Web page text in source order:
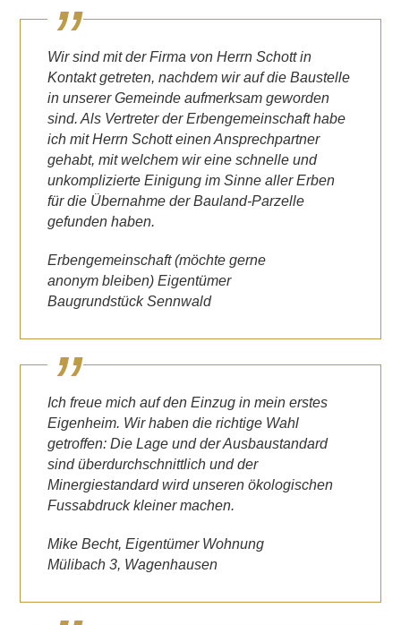
Wir sind mit der Firma von Herrn Schott in
Kontakt getreten, nachdem wir auf die Baustelle
in unserer Gemeinde aufmerksam geworden
sind. Als Vertreter der Erbengemeinschaft habe
ich mit Herrn Schott einen Ansprechpartner
gehabt, mit welchem wir eine schnelle und
unkomplizierte Einigung im Sinne aller Erben
für die Übernahme der Bauland-Parzelle
gefunden haben.
Erbengemeinschaft (möchte gerne
anonym bleiben) Eigentümer
Baugrundstück Sennwald
Ich freue mich auf den Einzug in mein erstes
Eigenheim. Wir haben die richtige Wahl
getroffen: Die Lage und der Ausbaustandard
sind überdurchschnittlich und der
Minergiestandard wird unseren ökologischen
Fussabdruck kleiner machen.
Mike Becht, Eigentümer Wohnung
Mülibach 3, Wagenhausen